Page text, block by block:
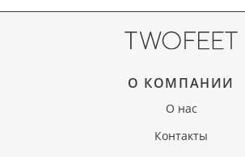
О КОМПАНИИ
О нас
Контакты